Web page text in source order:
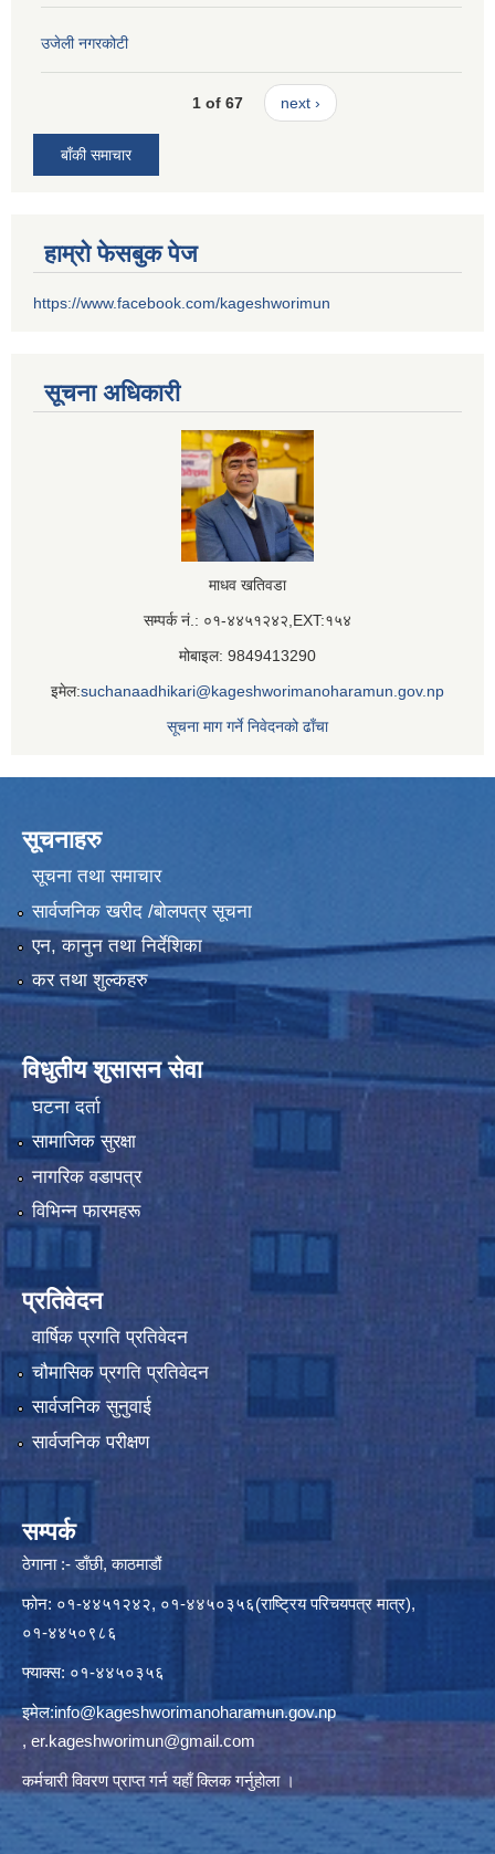
उजेली नगरकोटी
1 of 67 next ›
बाँकी समाचार
हाम्रो फेसबुक पेज
https://www.facebook.com/kageshworimun
सूचना अधिकारी
माधव खतिवडा
सम्पर्क नं.: ०१-४४५१२४२,EXT:१५४
मोबाइल: 9849413290
इमेल:suchanaadhikari@kageshworimanoharamun.gov.np
सूचना माग गर्ने निवेदनको ढाँचा
सूचनाहरु
सूचना तथा समाचार
सार्वजनिक खरीद /बोलपत्र सूचना
एन, कानुन तथा निर्देशिका
कर तथा शुल्कहरु
विधुतीय शुसासन सेवा
घटना दर्ता
सामाजिक सुरक्षा
नागरिक वडापत्र
विभिन्न फारमहरू
प्रतिवेदन
वार्षिक प्रगति प्रतिवेदन
चौमासिक प्रगति प्रतिवेदन
सार्वजनिक सुनुवाई
सार्वजनिक परीक्षण
सम्पर्क
ठेगाना :- डाँछी, काठमाडौं
फोन: ०१-४४५१२४२, ०१-४४५०३५६(राष्ट्रिय परिचयपत्र मात्र),
०१-४४५०९८६
फ्याक्स: ०१-४४५०३५६
इमेल:info@kageshworimanoharamun.gov.np
, er.kageshworimun@gmail.com
कर्मचारी विवरण प्राप्त गर्नयहाँ क्लिकगर्नुहोला ।